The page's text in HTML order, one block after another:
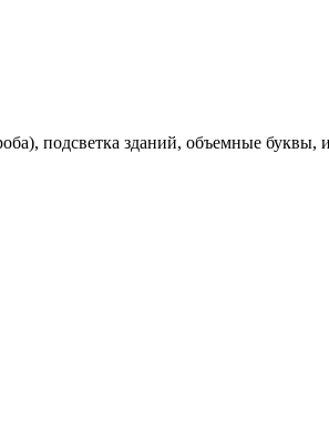
подсветка зданий, объемные буквы,